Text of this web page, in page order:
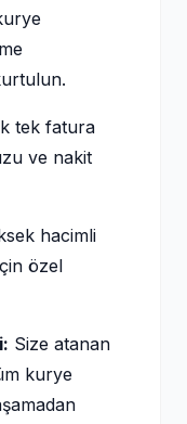
tek fatura
ve nakit
hacimli
özel
Size atanan
kurye